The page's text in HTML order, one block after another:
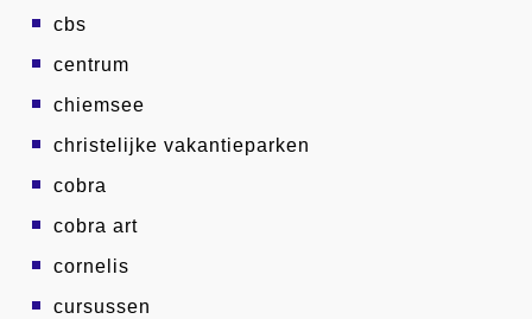
cbs
centrum
chiemsee
christelijke vakantieparken
cobra
cobra art
cornelis
cursussen